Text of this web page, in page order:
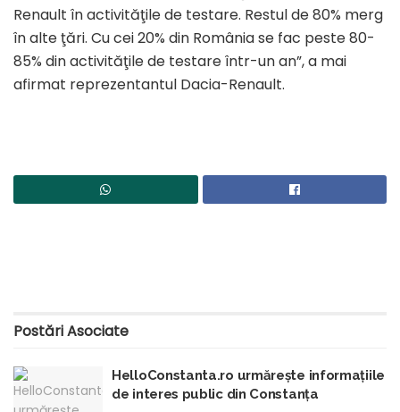
Renault în activităţile de testare. Restul de 80% merg
în alte ţări. Cu cei 20% din România se fac peste 80-
85% din activităţile de testare într-un an”, a mai
afirmat reprezentantul Dacia-Renault.
PostăriAsociate
HelloConstanta.ro urmărește informațiile
de interes public din Constanța